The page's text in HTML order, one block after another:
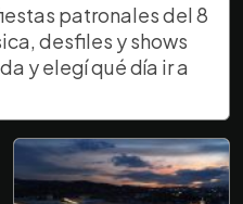
patronales del 8
desfiles y shows
y elegí qué día ir a